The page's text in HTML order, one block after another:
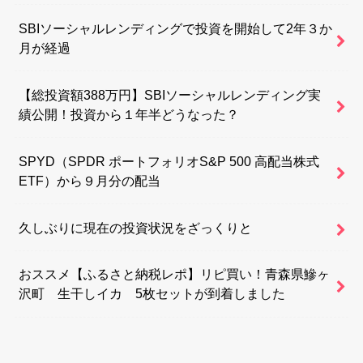
SBIソーシャルレンディングで投資を開始して2年３か
月が経過
【総投資額388万円】SBIソーシャルレンディング実
績公開！投資から１年半どうなった？
SPYD（SPDR ポートフォリオS&P 500 高配当株式
ETF）から９月分の配当
久しぶりに現在の投資状況をざっくりと
おススメ【ふるさと納税レポ】リピ買い！青森県鰺ヶ
沢町 生干しイカ 5枚セットが到着しました